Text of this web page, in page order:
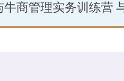
牛商管理实务训练营